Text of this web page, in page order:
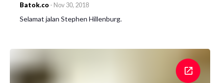
Batok.co - Nov 30, 2018
Selamat jalan Stephen Hillenburg.